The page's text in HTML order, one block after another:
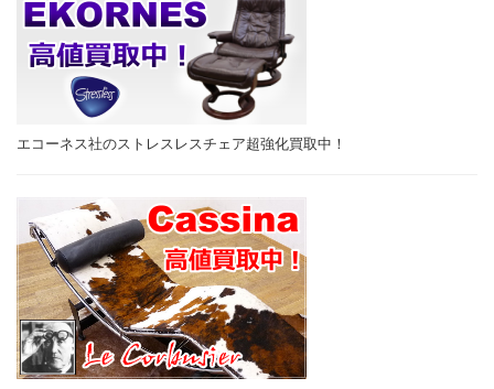
エコーネス社のストレスレスチェア超強化買取中！